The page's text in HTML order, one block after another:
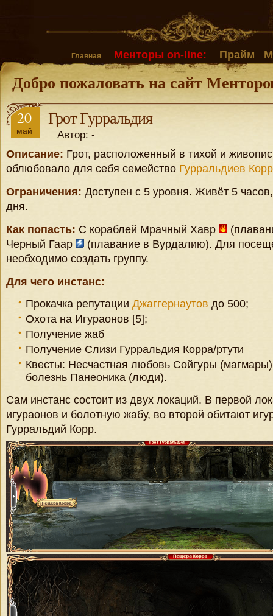
Главная Менторы on-line: Прайм
Добро пожаловать на сайт
20
май
Грот Гурральдия
Автор: -
Описание: Грот, расположенный в тихой и
облюбовало для себя семейство Гурральдиев
Ограничения: Доступен с 5 уровня. Живёт 5
дня.
Как попасть: С кораблей Мрачный Хавр
Черный Гаар
(плавание в Вурдалию). Для
необходимо создать группу.
Для чего инстанс:
Прокачка репутации Джаггернаутов до 500;
Охота на Игураонов [5];
Получение жаб
Получение Слизи Гурральдия Корра/ртути
Квесты: Несчастная любовь Сойгуры
болезнь Панеоника (люди).
Сам инстанс состоит из двух локаций. В первой
игураонов и болотную жабу, во второй обитают
Гурральдий Корр.